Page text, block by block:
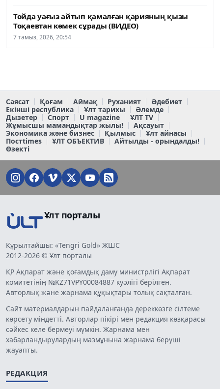
Тойда уағыз айтып қамалған қарияның қызы
Тоқаевтан көмек сұрады (ВИДЕО)
7 тамыз, 2026, 20:54
Саясат Қоғам Аймақ Руханият
Әдебиет
Екінші республика
Ұлт тарихы
Әлемде
Дызетер
Спорт U magazine
ҰЛТ TV
Жұмысшы мамандықтар жылы!
Ақсауыт
Экономика және бизнес
Қылмыс
Ұлт айнасы
Постtimes
ҰЛТ ОБЪЕКТИВ
Айтылды - орындалды!
Өзекті
Ұлт порталы
Құрылтайшы: «Tengri Gold» ЖШС
2012-2026 © Ұлт порталы
ҚР Ақпарат және қоғамдық даму министрлігі Ақпарат
комитетінің №KZ71VPY00084887 куәлігі берілген.
Авторлық және жарнама құқықтары толық сақталған.
Сайт материалдарын пайдаланғанда дереккөзге сілтеме
көрсету міндетті. Авторлар пікірі мен редакция көзқарасы
сәйкес келе бермеуі мүмкін. Жарнама мен
хабарландырулардың мазмұнына жарнама беруші
жауапты.
РЕДАКЦИЯ